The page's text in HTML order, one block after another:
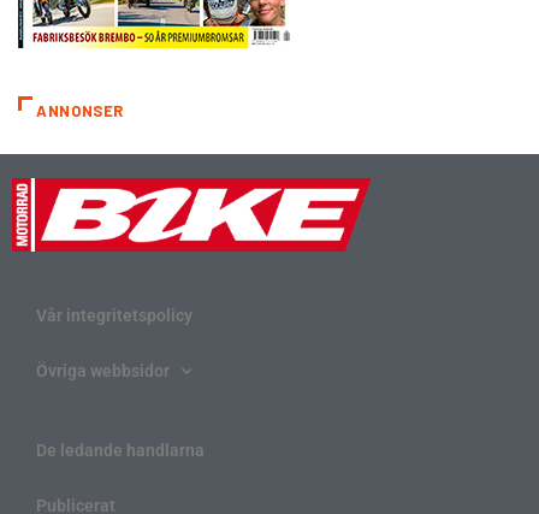
ANNONSER
Vår integritetspolicy
Övriga webbsidor
De ledande handlarna
Publicerat